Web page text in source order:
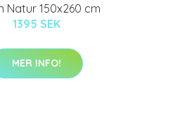
Natur 150x260 cm
1395 SEK
MER INFO!